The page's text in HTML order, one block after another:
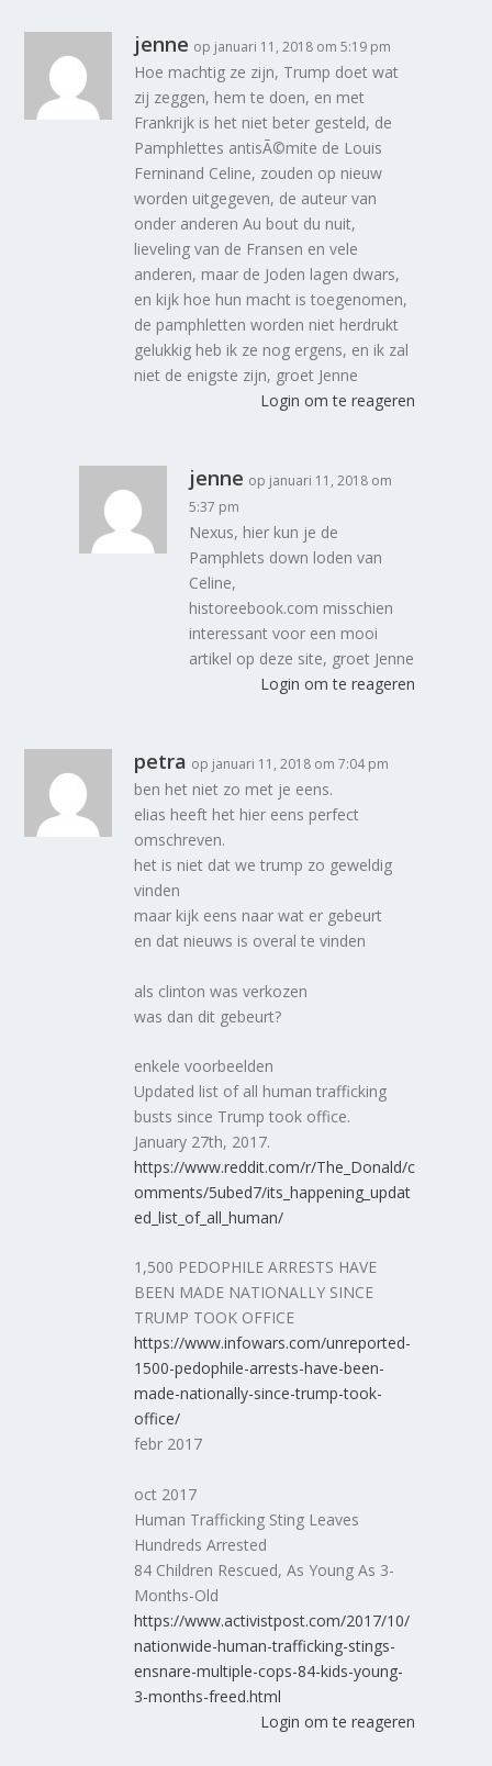
jenne op januari 11, 2018 om 5:19 pm
Hoe machtig ze zijn, Trump doet wat
zij zeggen, hem te doen, en met
Frankrijk is het niet beter gesteld, de
Pamphlettes antisÃ©mite de Louis
Ferninand Celine, zouden op nieuw
worden uitgegeven, de auteur van
onder anderen Au bout du nuit,
lieveling van de Fransen en vele
anderen, maar de Joden lagen dwars,
en kijk hoe hun macht is toegenomen,
de pamphletten worden niet herdrukt
gelukkig heb ik ze nog ergens, en ik zal
niet de enigste zijn, groet Jenne
Login om te reageren
jenne op januari 11, 2018 om
5:37 pm
Nexus, hier kun je de
Pamphlets down loden van
Celine,
historeebook.com misschien
interessant voor een mooi
artikel op deze site, groet Jenne
Login om te reageren
petra op januari 11, 2018 om 7:04 pm
ben het niet zo met je eens.
elias heeft het hier eens perfect
omschreven.
het is niet dat we trump zo geweldig
vinden
maar kijk eens naar wat er gebeurt
en dat nieuws is overal te vinden
als clinton was verkozen
was dan dit gebeurt?
enkele voorbeelden
Updated list of all human trafficking
busts since Trump took office.
January 27th, 2017.
https://www.reddit.com/r/The_Donald/c
omments/5ubed7/its_happening_updat
ed_list_of_all_human/
1,500 PEDOPHILE ARRESTS HAVE
BEEN MADE NATIONALLY SINCE
TRUMP TOOK OFFICE
https://www.infowars.com/unreported-
1500-pedophile-arrests-have-been-
made-nationally-since-trump-took-
office/
febr 2017
oct 2017
Human Trafficking Sting Leaves
Hundreds Arrested
84 Children Rescued, As Young As 3-
Months-Old
https://www.activistpost.com/2017/10/
nationwide-human-trafficking-stings-
ensnare-multiple-cops-84-kids-young-
3-months-freed.html
Login om te reageren